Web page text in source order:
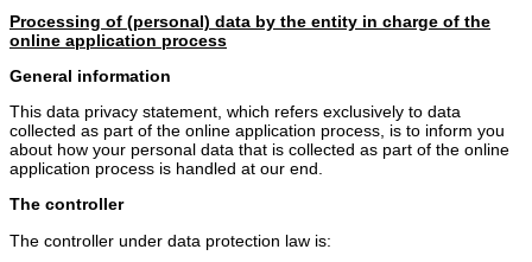
Processing of (personal) data by the entity in charge of the
online application process
General information
This data privacy statement, which refers exclusively to data
collected as part of the online application process, is to inform you
about how your personal data that is collected as part of the online
application process is handled at our end.
The controller
The controller under data protection law is: